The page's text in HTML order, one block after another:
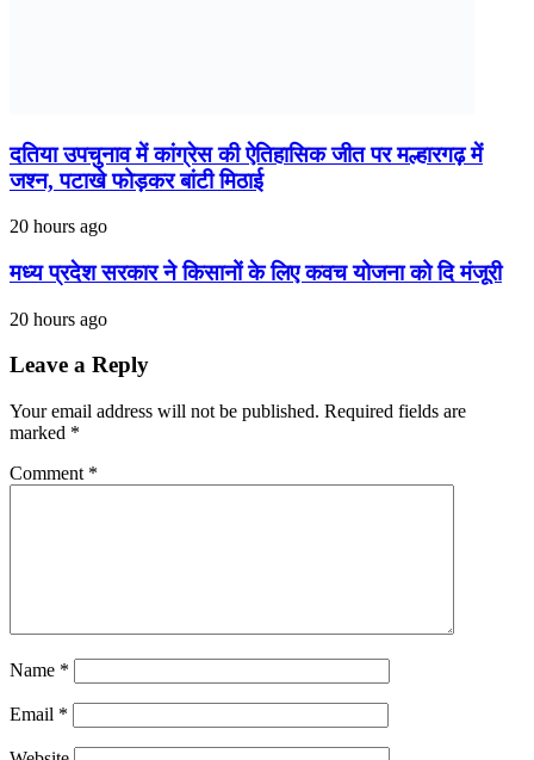
दतिया उपचुनाव में कांग्रेस की ऐतिहासिक जीत पर मल्हारगढ़ में
जश्न, पटाखे फोड़कर बांटी मिठाई
20 hours ago
मध्य प्रदेश सरकार ने किसानों के लिए कवच योजना को दि मंजूरी
20 hours ago
Leave a Reply
Your email address will not be published. Required fields are
marked *
Comment *
Name *
Email *